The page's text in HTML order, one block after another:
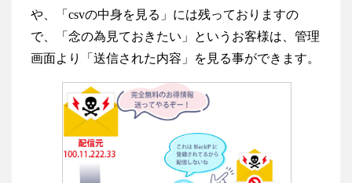
や、「csvの中身を見る」には残っておりますの
で、「念の為見ておきたい」というお客様は、管理
画面より「送信された内容」を見る事ができます。